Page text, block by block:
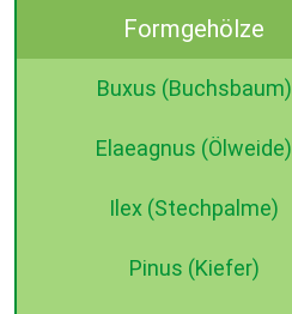
Formgehölze
Buxus (Buchsbaum)
Elaeagnus (Ölweide)
Ilex (Stechpalme)
Pinus (Kiefer)